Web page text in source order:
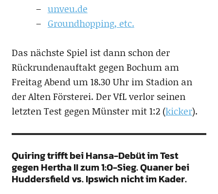
unveu.de
Groundhopping, etc.
Das nächste Spiel ist dann schon der
Rückrundenauftakt gegen Bochum am
Freitag Abend um 18.30 Uhr im Stadion an
der Alten Försterei. Der VfL verlor seinen
letzten Test gegen Münster mit 1:2 (kicker).
Quiring trifft bei Hansa-Debüt im Test
gegen Hertha II zum 1:0-Sieg. Quaner bei
Huddersfield vs. Ipswich nicht im Kader.